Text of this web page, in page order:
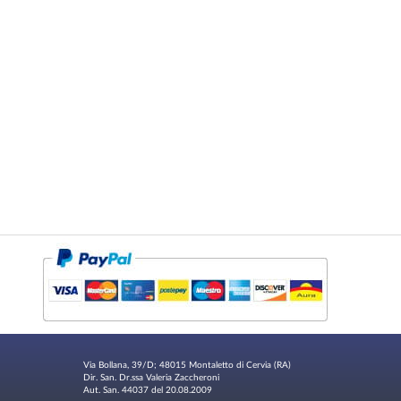
Via Bollana, 39/D; 48015 Montaletto di Cervia (RA)
Dir. San. Dr.ssa Valeria Zaccheroni
Aut. San. 44037 del 20.08.2009